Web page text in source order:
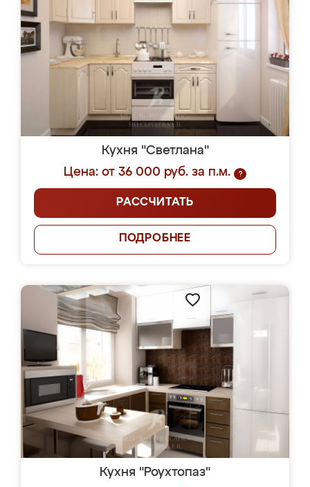
Кухня "Светлана"
Цена: от 36 000 руб. за п.м.
?
РАССЧИТАТЬ
ПОДРОБНЕЕ
Кухня "Роухтопаз"